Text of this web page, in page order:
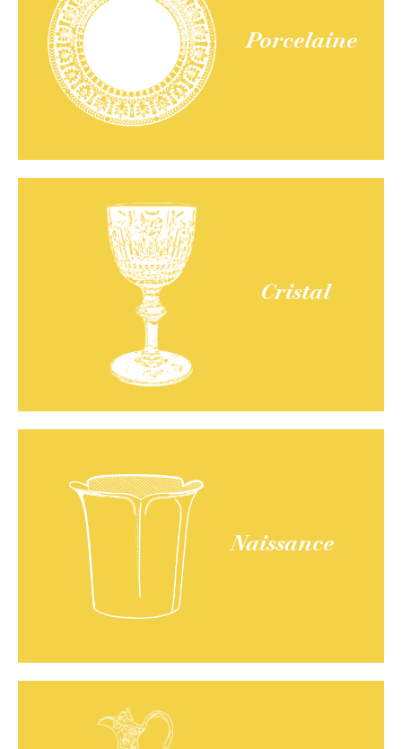
Porcelaine
Cristal
Naissance